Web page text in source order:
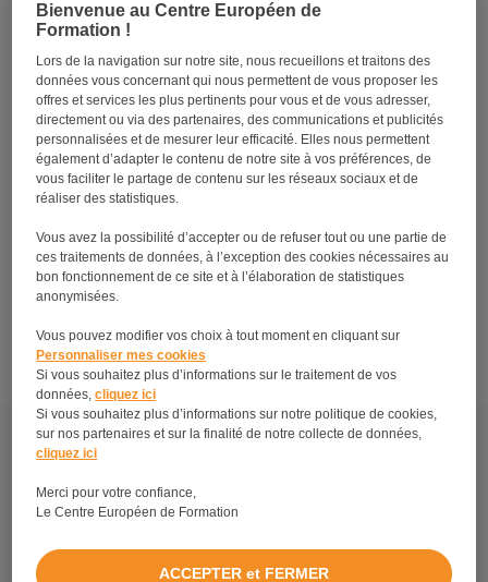
Soigneur animalier : un métier fascinant !
Découvrez tous les métiers et formations en relation
avec les formations en soins animaliers.
À propos
Plan du site
Bienvenue au Centre Européen de
Formation !
Lors de la navigation sur notre site, nous recueillons et traitons des
données vous concernant qui nous permettent de vous proposer les
offres et services les plus pertinents pour vous et de vous adresser,
directement ou via des partenaires, des communications et publicités
personnalisées et de mesurer leur efficacité. Elles nous permettent
également d’adapter le contenu de notre site à vos préférences, de
vous faciliter le partage de contenu sur les réseaux sociaux et de
réaliser des statistiques.
Vous avez la possibilité d’accepter ou de refuser tout ou une partie de
ces traitements de données, à l’exception des cookies nécessaires au
bon fonctionnement de ce site et à l’élaboration de statistiques
anonymisées.
Vous pouvez modifier vos choix à tout moment en cliquant sur
Personnaliser mes cookies
Si vous souhaitez plus d’informations sur le traitement de vos
données,cliquez ici
Si vous souhaitez plus d’informations sur notre politique de cookies,
sur nos partenaires et sur la finalité de notre collecte de données,
cliquez ici
Merci pour votre confiance,
Le Centre Européen de Formation
ACCEPTER et FERMER